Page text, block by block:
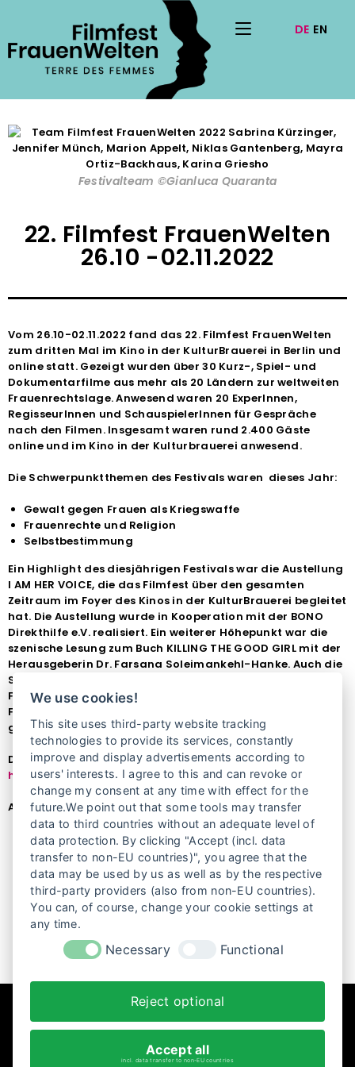
Festivalteam ©Gianluca Quaranta
22. Filmfest FrauenWelten
26.10 -02.11.2022
Vom 26.10-02.11.2022 fand das 22. Filmfest FrauenWelten
zum dritten Mal im Kino in der KulturBrauerei in Berlin und
online statt. Gezeigt wurden über 30 Kurz-, Spiel- und
Dokumentarfilme aus mehr als 20 Ländern zur weltweiten
Frauenrechtslage. Anwesend waren 20 ExperInnen,
RegisseurInnen und SchauspielerInnen für Gespräche
nach den Filmen. Insgesamt waren rund 2.400 Gäste
online und im Kino in der Kulturbrauerei anwesend.
Die Schwerpunktthemen des Festivals waren dieses Jahr:
Gewalt gegen Frauen als Kriegswaffe
Frauenrechte und Religion
Selbstbestimmung
Ein Highlight des diesjährigen Festivals war die Austellung
I AM HER VOICE, die das Filmfest über den gesamten
Zeitraum im Foyer des Kinos in der KulturBrauerei begleitet
hat. Die Austellung wurde in Kooperation mit der BONO
Direkthilfe e.V. realisiert. Ein weiterer Höhepunkt war die
szenische Lesung zum Buch KILLING THE GOOD GIRL mit der
Herausgeberin Dr. Farsana Soleimankehl-Hanke. Auch die
Stadtspaziergänge mit Claudia von Gélieu von den
Frauentouren haben spannende Einblicke in die
Frauengeschichte im Prenzlauer Berg und im Film
gegeben.
Das Programmheft des vergangenen Jahres können Sie
hier einsehen.
Aufzeichnungen der Gespräche finden Siehier.
Impressionen
We use cookies!
This site uses third-party website tracking
technologies to provide its services, constantly
improve and display advertisements according to
users' interests. I agree to this and can revoke or
change my consent at any time with effect for the
future.We point out that some tools may transfer
data to third countries without an adequate level of
data protection. By clicking "Accept (incl. data
transfer to non-EU countries)", you agree that the
data may be used by us as well as by the respective
third-party providers (also from non-EU countries).
You can, of course, change your cookie settings at
any time.
Necessary Functional
Reject optional
Accept all
incl. data transfer to non-EU countries